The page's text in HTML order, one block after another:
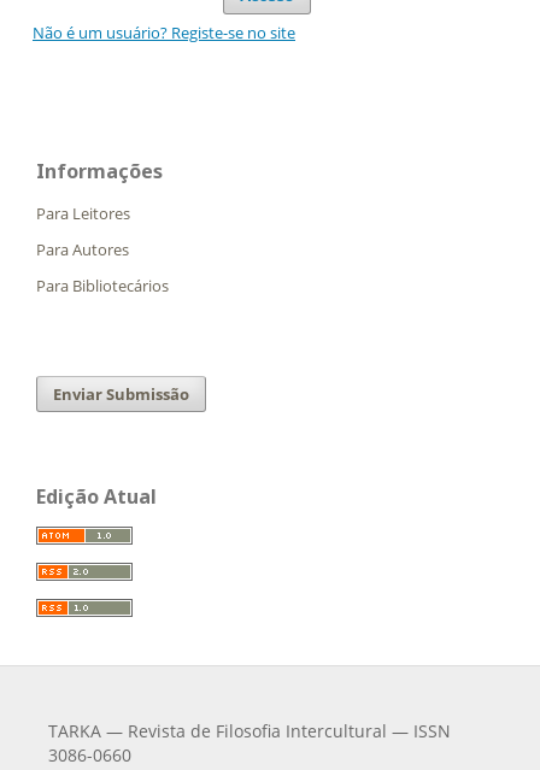
Não é um usuário? Registe-se no site
Informações
Para Leitores
Para Autores
Para Bibliotecários
Enviar Submissão
Edição Atual
TARKA — Revista de Filosofia Intercultural — ISSN
3086-0660